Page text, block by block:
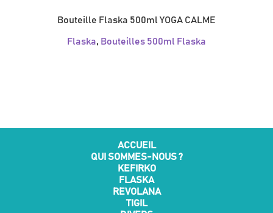
Bouteille Flaska 500ml YOGA CALME
Flaska, Bouteilles 500ml Flaska
ACCUEIL
QUI SOMMES-NOUS ?
KEFIRKO
FLASKA
REVOLANA
TIGIL